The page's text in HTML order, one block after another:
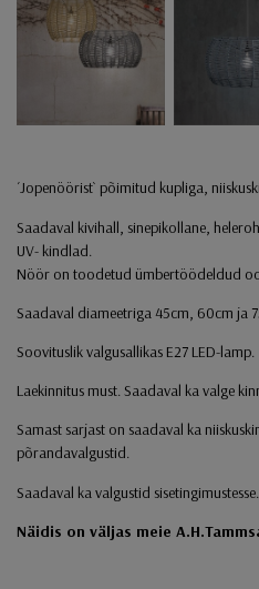
´Jopenöörist` põimitud kupliga,
Saadaval kivihall, sinepikollane,
UV- kindlad.
Nöör on toodetud ümbertöödeldud
Saadaval diameetriga 45cm, 60cm ja
Soovituslik valgusallikas E27 LED-lamp.
Laekinnitus must. Saadaval ka valge
Samast sarjast on saadaval ka
põrandavalgustid.
Saadaval ka valgustid sisetingimustesse.
Näidis on väljas meie